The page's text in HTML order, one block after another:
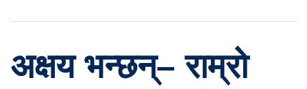
अक्षय भन्छन्– राम्रो